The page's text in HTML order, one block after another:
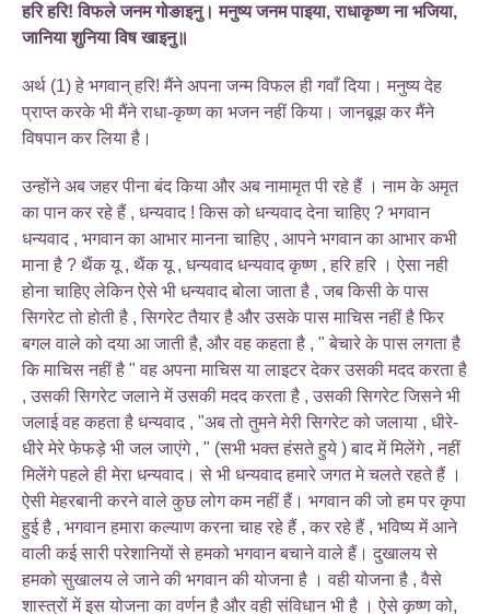
हरि हरि! विफले जनम गोङाइनु। मनुष्य जनम पाइया, राधाकृष्ण ना भजिया,
जानिया शुनिया विष खाइनु॥
अर्थ (1) हे भगवान्‌ हरि! मैंने अपना जन्म विफल ही गवाँ दिया। मनुष्य देह
प्राप्त करके भी मैंने राधा-कृष्ण का भजन नहीं किया। जानबूझ कर मैंने
विषपान कर लिया है।
उन्होंने अब जहर पीना बंद किया और अब नामामृत पी रहे हैं । नाम के अमृत
का पान कर रहे हैं , धन्यवाद ! किस को धन्यवाद देना चाहिए ? भगवान
धन्यवाद , भगवान का आभार मानना चाहिए , आपने भगवान का आभार कभी
माना है ? थैंक यू , थैंक यू , धन्यवाद धन्यवाद कृष्ण , हरि हरि । ऐसा नही
होना चाहिए लेकिन ऐसे भी धन्यवाद बोला जाता है , जब किसी के पास
सिगरेट तो होती है , सिगरेट तैयार है और उसके पास माचिस नहीं है फिर
बगल वाले को दया आ जाती है, और वह कहता है , " बेचारे के पास लगता है
कि माचिस नहीं है " वह अपना माचिस या लाइटर देकर उसकी मदद करता है
, उसकी सिगरेट जलाने में उसकी मदद करता है , उसकी सिगरेट जिसने भी
जलाई वह कहता है धन्यवाद , "अब तो तुमने मेरी सिगरेट को जलाया , धीरे-
धीरे मेरे फेफड़े भी जल जाएंगे , " (सभी भक्त हंसते हुये ) बाद में मिलेंगे , नहीं
मिलेंगे पहले ही मेरा धन्यवाद। से भी धन्यवाद हमारे जगत मे चलते रहते हैं ।
ऐसी मेहरबानी करने वाले कुछ लोग कम नहीं हैं। भगवान की जो हम पर कृपा
हुई है , भगवान हमारा कल्याण करना चाह रहे हैं , कर रहे हैं , भविष्य में आने
वाली कई सारी परेशानियों से हमको भगवान बचाने वाले हैं। दुखालय से
हमको सुखालय ले जाने की भगवान की योजना है । वही योजना है , वैसे
शास्त्रों में इस योजना का वर्णन है और वही संविधान भी है । ऐसे कृष्ण को,